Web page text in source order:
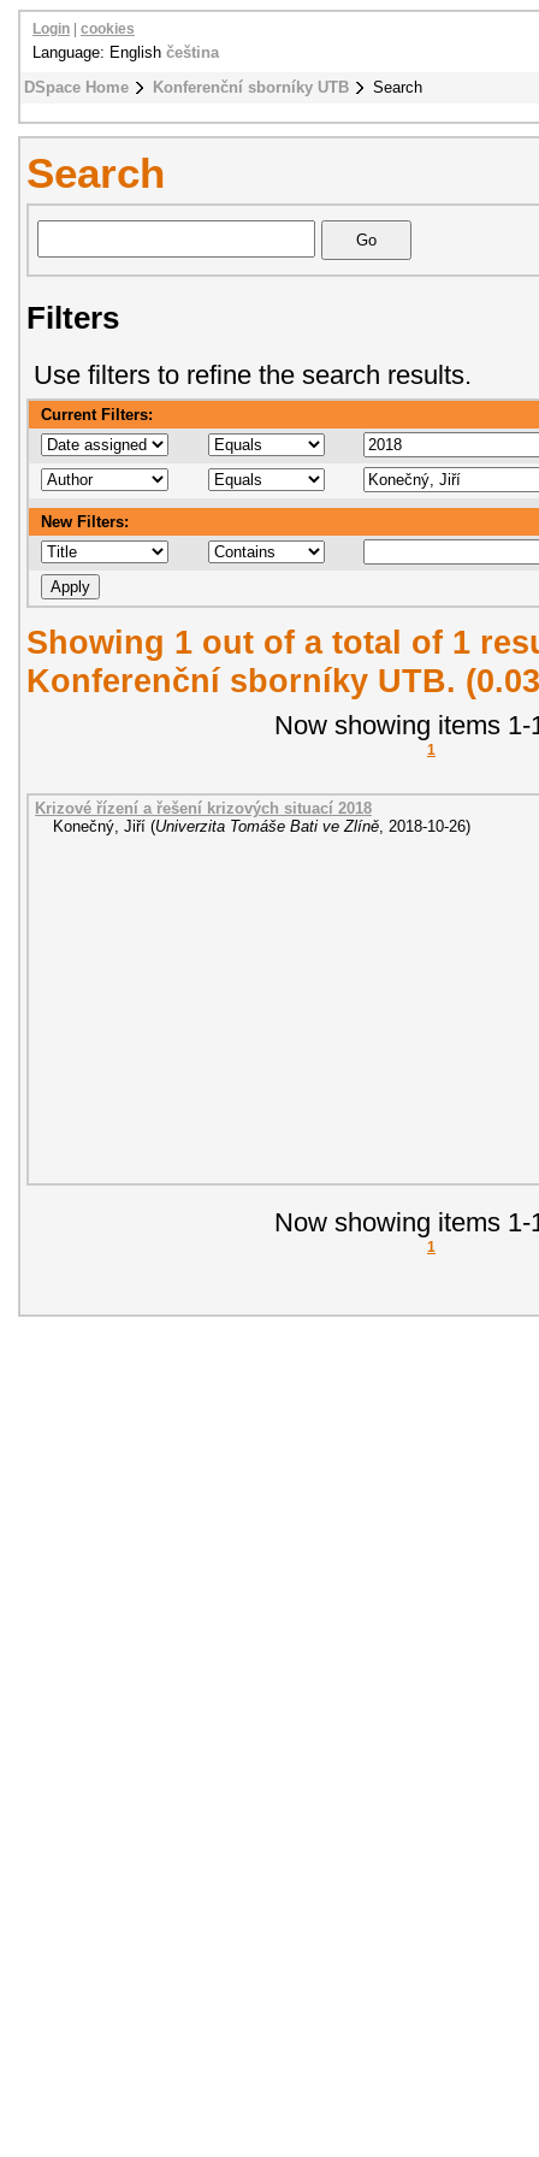
DSpace Home Konferenční sborníky UTB Search
Login cookies
Language: English čeština
Search
Filters
Use filters to refine the search results.
Current Filters:
New Filters:
Showing 1 out of a total of 1
Konferenční sborníky UTB.
Now showing items 1-
1
Krizové řízení a řešení krizových situací 2018
Konečný, Jiří (Univerzita Tomáše Bati ve Zlíně, 2018-10-26)
Now showing items 1-
1